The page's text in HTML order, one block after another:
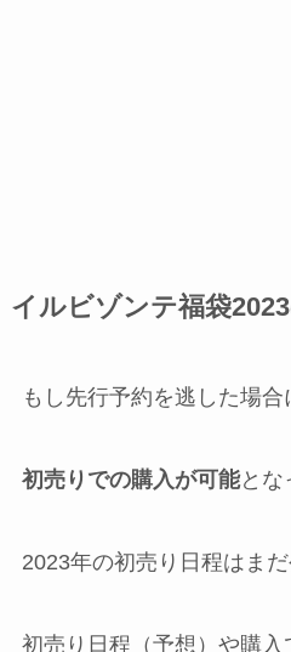
イルビゾンテ福袋
もし先行予約を逃した場合
初売りでの購入が可能とな
2023年の初売り日程はま
初売り日程（予想）や購